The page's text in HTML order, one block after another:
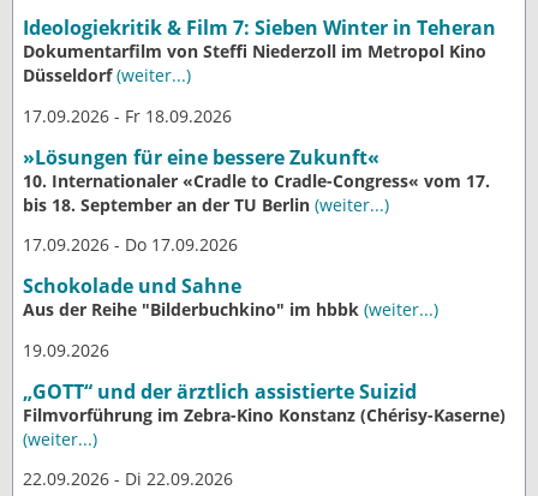
Ideologiekritik & Film 7: Sieben Winter in Teheran
Dokumentarfilm von Steffi Niederzoll im Metropol Kino
Düsseldorf(weiter...)
17.09.2026 - Fr 18.09.2026
»Lösungen für eine bessere Zukunft«
10. Internationaler «Cradle to Cradle-Congress« vom 17.
bis 18. September an der TU Berlin (weiter...)
17.09.2026 - Do 17.09.2026
Schokolade und Sahne
Aus der Reihe "Bilderbuchkino" im hbbk (weiter...)
19.09.2026
„GOTT“ und der ärztlich assistierte Suizid
Filmvorführung im Zebra-Kino Konstanz (Chérisy-Kaserne)
(weiter...)
22.09.2026 - Di 22.09.2026